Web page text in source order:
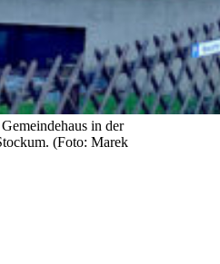
in der
(Foto: Marek